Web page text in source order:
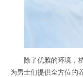
除了优雅的环境，杭
为男士们提供全方位的